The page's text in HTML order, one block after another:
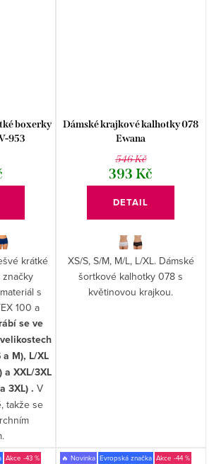
boxerky
953
krátké
s
100 a
se ve
M), L/XL
a XXL/3XL
3XL) . V
takže se
Dámské krajkové kalhotky 078
Ewana
546 Kč
393 Kč
DETAIL
XS/S, S/M, M/L, L/XL. Dámské
šortkové kalhotky 078 s
květinovou krajkou.
-43 % 🔥 Novinka Evropská značka -44 %